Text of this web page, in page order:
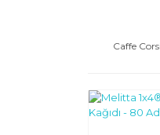
Caffe